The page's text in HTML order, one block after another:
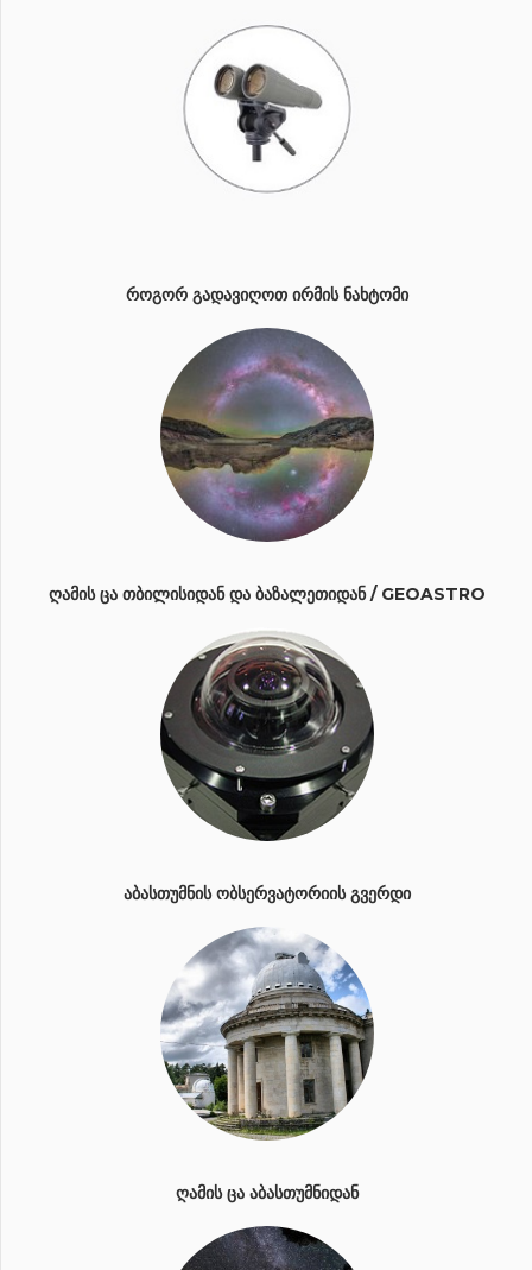
ᲠᲝᲒᲝᲠ ᲒᲐᲓᲐᲕᲘᲦᲝᲗ ᲘᲠᲛᲘᲡ ᲜᲐᲮᲢᲝᲛᲘ
ᲦᲐᲛᲘᲡ ᲪᲐ ᲗᲑᲘᲚᲘᲡᲘᲓᲐᲜ ᲓᲐ ᲑᲐᲖᲐᲚᲔᲗᲘᲓᲐᲜ / GEOASTRO
ᲐᲑᲐᲡᲗᲣᲛᲜᲘᲡ ᲝᲑᲡᲔᲠᲕᲐᲢᲝᲠᲘᲘᲡ ᲒᲕᲔᲠᲓᲘ
ᲦᲐᲛᲘᲡ ᲪᲐ ᲐᲑᲐᲡᲗᲣᲛᲜᲘᲓᲐᲜ